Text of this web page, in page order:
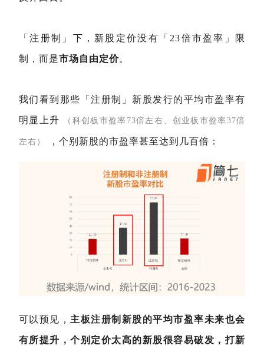
「注册制」下，新股定价没有「23倍市盈率」限
制，而是市场自由定价。
我们看到那些「注册制」新股发行的平均市盈率有
明显上升 （科创板市盈率73倍左右、创业板市盈率37倍
左右） ，个别新股的市盈率甚至达到几百倍：
可以预见， 主板注册制新股的平均市盈率未来也会
有所提升，个别定价太高的新股很容易破发，打新